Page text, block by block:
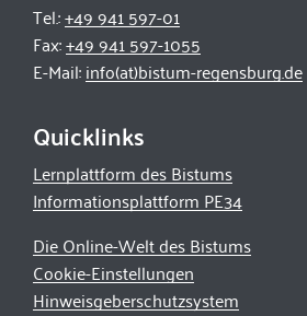
Tel.:+49 941 597-01
Fax:+49 941 597-1055
E-Mail:info(at)bistum-regensburg.de
Quicklinks
Lernplattform des Bistums
Informationsplattform PE34
Die Online-Welt des Bistums
Cookie-Einstellungen
Hinweisgeberschutzsystem